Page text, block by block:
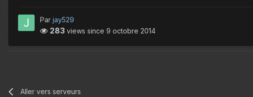
Par jay529
283 views since 9 octobre 2014
Aller vers serveurs